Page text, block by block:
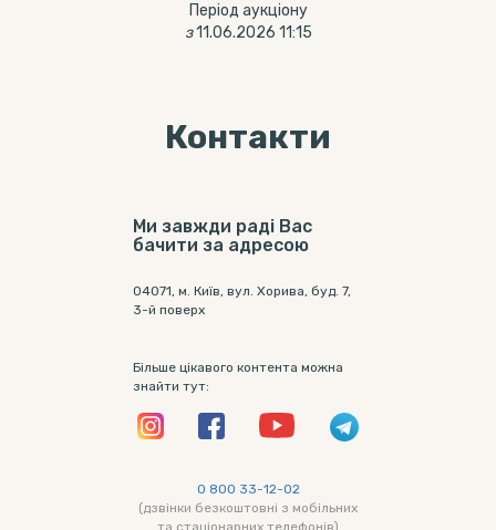
Період аукціону
з 11.06.2026 11:15
Контакти
Ми завжди раді Вас
бачити за адресою
04071, м. Київ, вул. Хорива, буд. 7,
3-й поверх
Більше цікавого контента можна
знайти тут:
0 800 33-12-02
(дзвінки безкоштовні з мобільних
та стаціонарних телефонів)